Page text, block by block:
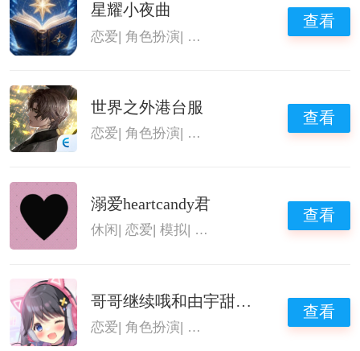
星耀小夜曲
恋爱|角色扮演| 角色扮演手游 恋爱养成类
查看
世界之外港台服
恋爱|角色扮演| 角色扮演手游 恋爱养成类
查看
溺爱heartcandy君
休闲 |恋爱 |模拟 恋爱养成类游戏
查看
哥哥继续哦和由宇甜蜜恋爱
恋爱|角色扮演| 角色扮演手游 恋爱养成类
查看